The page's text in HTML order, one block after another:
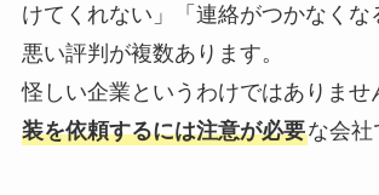
けてくれない」「連絡がつかなくな
悪い評判が複数あります。
怪しい企業というわけではありませ
装を依頼するには注意が必要な会社